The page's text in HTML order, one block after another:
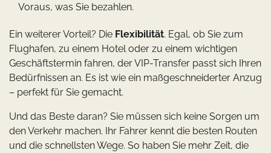
Voraus, was Sie bezahlen.
Ein weiterer Vorteil? Die Flexibilität. Egal, ob Sie zum
Flughafen, zu einem Hotel oder zu einem wichtigen
Geschäftstermin fahren, der VIP-Transfer passt sich Ihren
Bedürfnissen an. Es ist wie ein maßgeschneiderter Anzug
– perfekt für Sie gemacht.
Und das Beste daran? Sie müssen sich keine Sorgen um
den Verkehr machen. Ihr Fahrer kennt die besten Routen
und die schnellsten Wege. So haben Sie mehr Zeit, die